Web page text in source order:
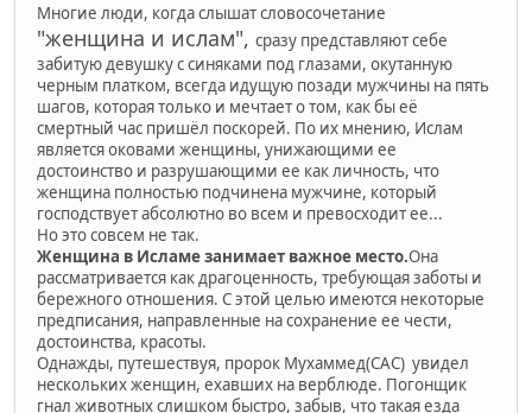
Многие люди, когда слышат словосочетание
"женщина и ислам", сразу представляют себе
забитую девушку с синяками под глазами, окутанную
черным платком, всегда идущую позади мужчины на пять
шагов, которая только и мечтает о том, как бы её
смертный час пришёл поскорей. По их мнению, Ислам
является оковами женщины, унижающими ее
достоинство и разрушающими ее как личность, что
женщина полностью подчинена мужчине, который
господствует абсолютно во всем и превосходит ее...
Но это совсем не так.
Женщина в Исламе занимает важное место.Она
рассматривается как драгоценность, требующая заботы и
бережного отношения. С этой целью имеются некоторые
предписания, направленные на сохранение ее чести,
достоинства, красоты.
Однажды, путешествуя, пророк Мухаммед(САС) увидел
нескольких женщин, ехавших на верблюде. Погонщик
гнал животных слишком быстро, забыв, что такая езда